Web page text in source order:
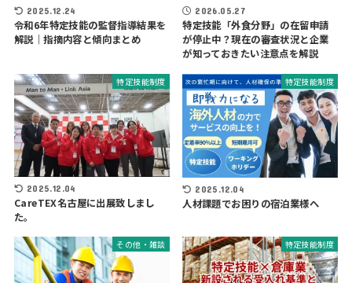
2025.12.24
令和6年特定技能の監督指導結果を
解説｜指摘内容と傾向まとめ
2026.05.27
特定技能「外食分野」の在留申請
が停止中？現在の審査状況と企業
が知っておきたい注意点を解説
特定技能制度
2025.12.04
CareTEX名古屋に出展致しまし
た。
特定技能制度
2025.12.04
人材課題でお困りの宿泊業様へ
その他・雑談 特定技能制度